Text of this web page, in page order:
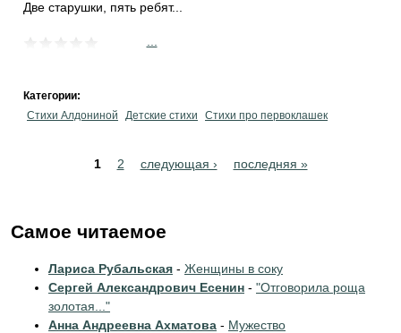
Две старушки, пять ребят...
Категории:
Стихи Алдониной
Детские стихи Стихи про первоклашек
1 2 следующая › последняя »
Самое читаемое
Лариса Рубальская - Женщины в соку
Сергей Александрович Есенин - "Отговорила роща
золотая..."
Анна Андреевна Ахматова - Мужество